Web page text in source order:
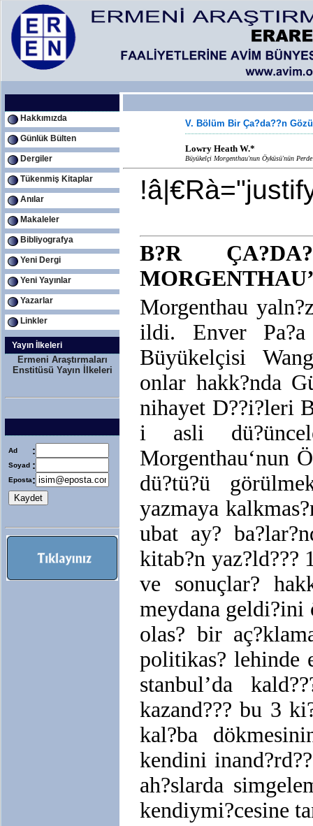
Hakkımızda
Günlük Bülten
Dergiler
Tükenmiş Kitaplar
Anılar
Makaleler
Bibliyografya
Yeni Dergi
Yeni Yayınlar
Yazarlar
Linkler
Yayın İlkeleri
Ermeni Araştırmaları
Enstitüsü Yayın İlkeleri
Ad :
Soyad :
Eposta:
V. Bölüm Bir Ça?da??n
Lowry Heath W.*
Büyükelçi Morgenthau'nun Öyküsü'nün Perde
B?R
Morgenthau
ildi. Enver
Büyükelçisi
onlar hakk?nda
nihayet D??i?leri
i asli
Morgenthau‘nun
dü?tü?ü
yazmaya
ubat ay?
kitab?n yaz?ld???
ve sonuçlar?
meydana geldi?ini
olas? bir
politikas? lehinde
stanbul’da
kazand??? bu 3
kal?ba
kendini
ah?slarda
kendiymi?cesine